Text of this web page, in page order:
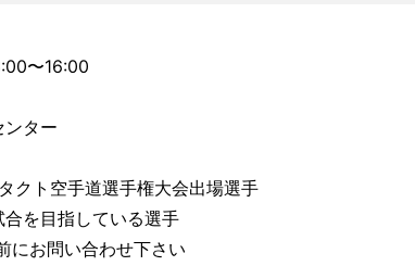
〜16:00
ンター
クト空手道選手権大会出場選手
合を目指している選手
にお問い合わせ下さい